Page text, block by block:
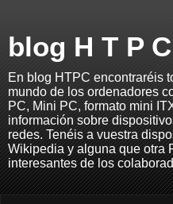
blog H T P C
En blog HTPC encontraréis
mundo de los ordenadores
PC, Mini PC, formato mini
información sobre
redes. Tenéis a vuestra
Wikipedia y alguna que otra
interesantes de los